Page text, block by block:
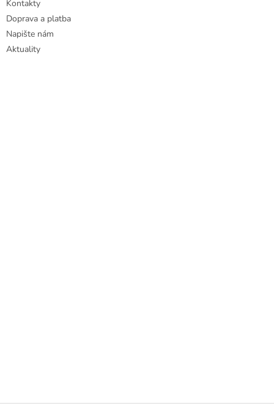
Kontakty
Doprava a platba
Napište nám
Aktuality